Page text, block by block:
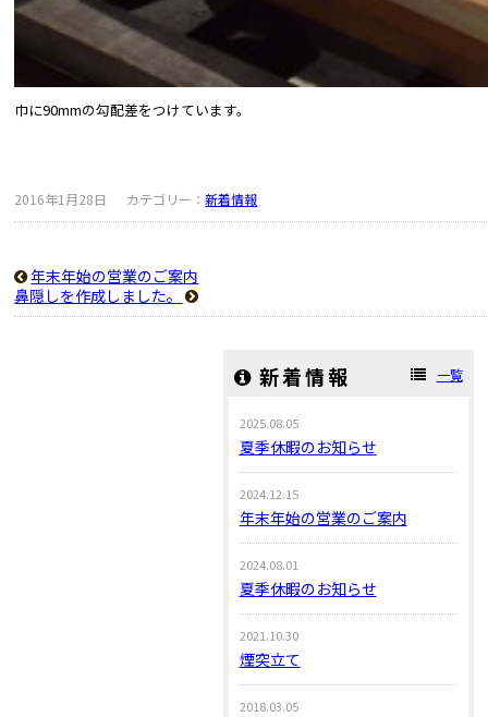
巾に90mmの勾配差をつけています。
2016年1月28日 カテゴリー：新着情報
年末年始の営業のご案内
鼻隠しを作成しました。
新着情報 一覧
2025.08.05
夏季休暇のお知らせ
2024.12.15
年末年始の営業のご案内
2024.08.01
夏季休暇のお知らせ
2021.10.30
煙突立て
2018.03.05